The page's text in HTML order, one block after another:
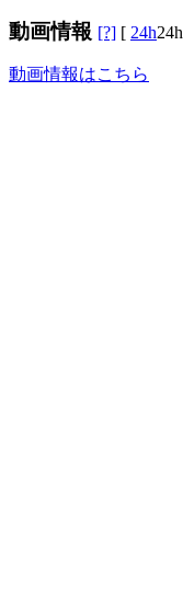
動画情報 [?] [ 24h24h
動画情報はこちら